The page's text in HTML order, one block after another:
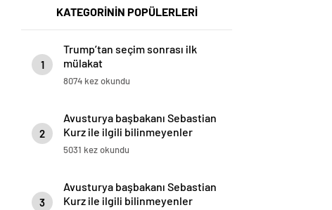
KATEGORİNİN POPÜLERLERİ
1
Trump’tan seçim sonrası ilk
mülakat
8074 kez okundu
2
Avusturya başbakanı Sebastian
Kurz ile ilgili bilinmeyenler
5031 kez okundu
3
Avusturya başbakanı Sebastian
Kurz ile ilgili bilinmeyenler